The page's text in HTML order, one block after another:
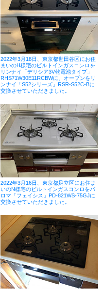
2022年3月18日、東京都世田谷区にお住
まいのH様宅のビルトインガスコンロを
リンナイ「デリシア3V乾電池タイプ」
RHS71W30E11RCBWに、オーブンをリ
ンナイ「S52シリーズ」RSR-S52C-Bに
交換させていただきました。
2022年3月16日、東京都足立区にお住ま
いのN様宅のビルトインガスコンロをパ
ロマ「フェイシス」PD-821WS-75GJに
交換させていただきました。